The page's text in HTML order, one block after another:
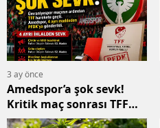
3 ay önce
Amedspor’a şok sevk!
Kritik maç sonrası TFF
harekete geçti